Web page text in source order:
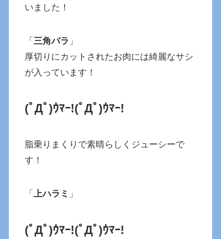
いました！
「 三角バラ 」
厚切りにカットされたお肉には綺麗なサシ
が入っています！
(ﾟДﾟ)ｳﾏｰ!(ﾟДﾟ)ｳﾏｰ!
脂乗りまくりで素晴らしくジューシーで
す！
「上ハラミ 」
(ﾟДﾟ)ｳﾏｰ!(ﾟДﾟ)ｳﾏｰ!